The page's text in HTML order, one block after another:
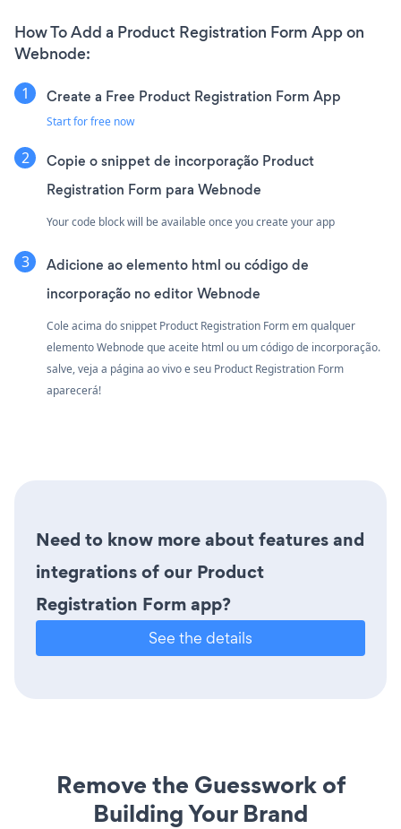
How To Add a Product Registration Form App on
Webnode:
Create a Free Product Registration Form App
Start for free now
Copie o snippet de incorporação Product
Registration Form para Webnode
Your code block will be available once you create your app
Adicione ao elemento html ou código de
incorporação no editor Webnode
Cole acima do snippet Product Registration Form em qualquer
elemento Webnode que aceite html ou um código de incorporação.
salve, veja a página ao vivo e seu Product Registration Form
aparecerá!
Need to know more about features and
integrations of our Product
Registration Form app?
See the details
Remove the Guesswork of
Building Your Brand